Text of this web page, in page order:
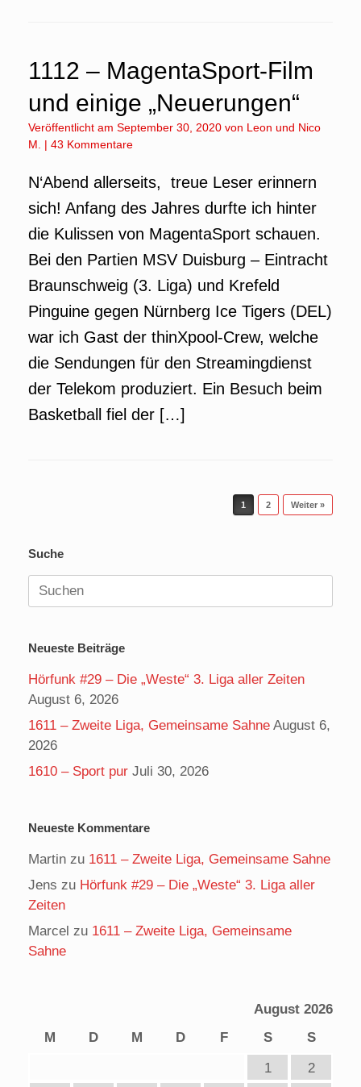
1112 – MagentaSport-Film
und einige „Neuerungen“
Veröffentlicht am September 30, 2020 von Leon und Nico
M.
| 43 Kommentare
N‘Abend allerseits, treue Leser erinnern
sich! Anfang des Jahres durfte ich hinter
die Kulissen von MagentaSport schauen.
Bei den Partien MSV Duisburg – Eintracht
Braunschweig (3. Liga) und Krefeld
Pinguine gegen Nürnberg Ice Tigers (DEL)
war ich Gast der thinXpool-Crew, welche
die Sendungen für den Streamingdienst
der Telekom produziert. Ein Besuch beim
Basketball fiel der […]
1 2 Weiter »
Suche
Suchen
nach:
Neueste Beiträge
Hörfunk #29 – Die „Weste“ 3. Liga aller Zeiten
August 6, 2026
1611 – Zweite Liga, Gemeinsame Sahne August 6,
2026
1610 – Sport pur Juli 30, 2026
Neueste Kommentare
Martin zu 1611 – Zweite Liga, Gemeinsame Sahne
Jens zu Hörfunk #29 – Die „Weste“ 3. Liga aller
Zeiten
Marcel zu 1611 – Zweite Liga, Gemeinsame
Sahne
August 2026
M
D M D F S
S
1
2